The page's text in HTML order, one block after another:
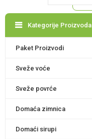
Kategorije Proizvoda
Paket Proizvodi
Sveže voće
Sveže povrće
Domaća zimnica
Domaći sirupi